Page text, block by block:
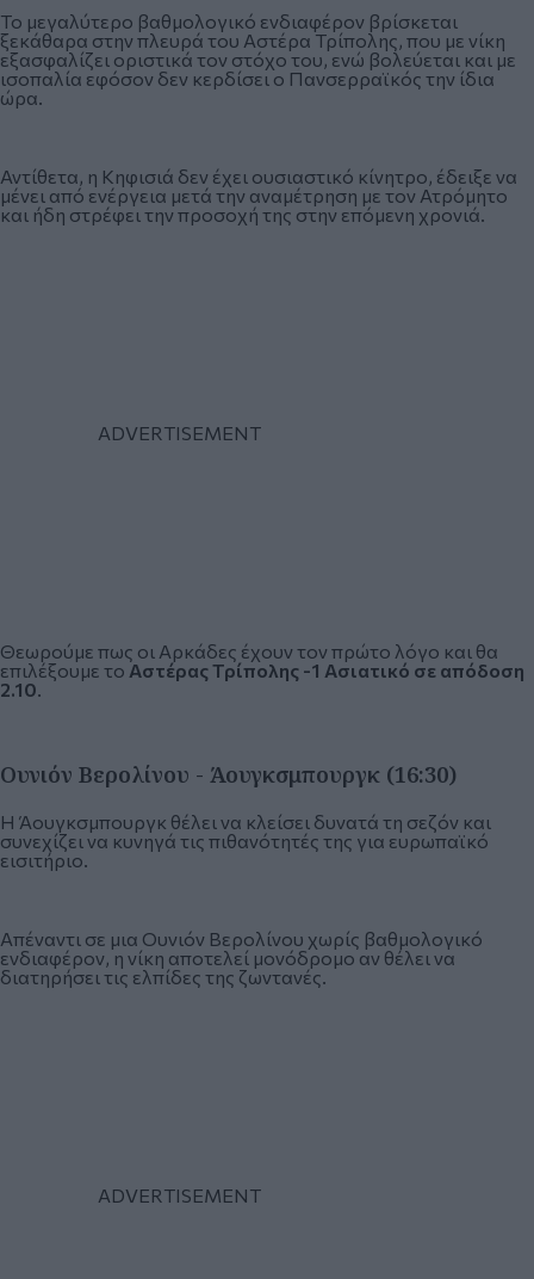
Το μεγαλύτερο βαθμολογικό ενδιαφέρον βρίσκεται
ξεκάθαρα στην πλευρά του Αστέρα Τρίπολης, που με νίκη
εξασφαλίζει οριστικά τον στόχο του, ενώ βολεύεται και με
ισοπαλία εφόσον δεν κερδίσει ο Πανσερραϊκός την ίδια
ώρα.
Αντίθετα, η Κηφισιά δεν έχει ουσιαστικό κίνητρο, έδειξε να
μένει από ενέργεια μετά την αναμέτρηση με τον Ατρόμητο
και ήδη στρέφει την προσοχή της στην επόμενη χρονιά.
Θεωρούμε πως οι Αρκάδες έχουν τον πρώτο λόγο και θα
επιλέξουμε το Αστέρας Τρίπολης -1 Ασιατικό σε απόδοση
2.10.
Ουνιόν Βερολίνου - Άουγκσμπουργκ (16:30)
Η Άουγκσμπουργκ θέλει να κλείσει δυνατά τη σεζόν και
συνεχίζει να κυνηγά τις πιθανότητές της για ευρωπαϊκό
εισιτήριο.
Απέναντι σε μια Ουνιόν Βερολίνου χωρίς βαθμολογικό
ενδιαφέρον, η νίκη αποτελεί μονόδρομο αν θέλει να
διατηρήσει τις ελπίδες της ζωντανές.